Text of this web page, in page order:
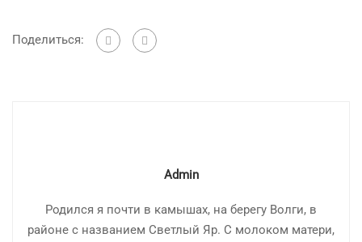
Поделиться:
Admin
Родился я почти в камышах, на берегу Волги, в
районе с названием Светлый Яр. С молоком матери,